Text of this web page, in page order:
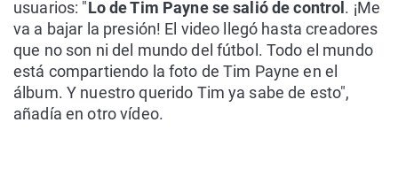
usuarios: "Lo de Tim Payne se salió de control . ¡Me
va a bajar la presión! El video llegó hasta creadores
que no son ni del mundo del fútbol. Todo el mundo
está compartiendo la foto de Tim Payne en el
álbum. Y nuestro querido Tim ya sabe de esto",
añadía en otro vídeo.